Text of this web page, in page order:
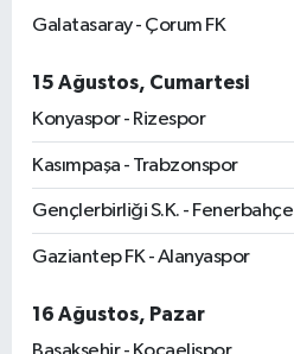
Galatasaray - Çorum FK
15 Ağustos, Cumartesi
Konyaspor - Rizespor
Kasımpaşa - Trabzonspor
Gençlerbirliği S.K. - Fenerbahçe
Gaziantep FK - Alanyaspor
16 Ağustos, Pazar